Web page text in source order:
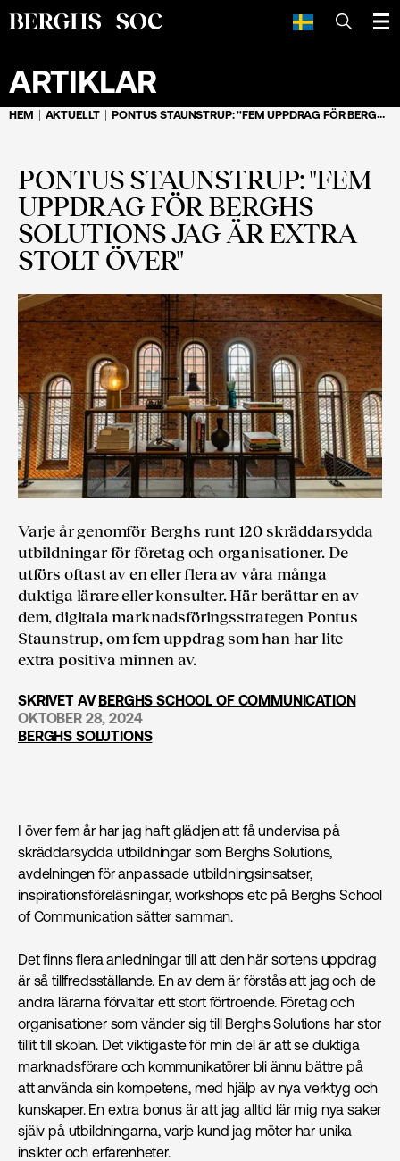
SÖK
ARTIKLAR
HEM AKTUELLT PONTUS STAUNSTRUP: ''FEM UPPDRAG FÖR BERGHS SOLUTIONS JAG ÄR EXTRA STOLT ÖVER''
PONTUS STAUNSTRUP: ''FEM
UPPDRAG FÖR BERGHS
SOLUTIONS JAG ÄR EXTRA
STOLT ÖVER''
Varje år genomför Berghs runt 120 skräddarsydda
utbildningar för företag och organisationer. De
utförs oftast av en eller flera av våra många
duktiga lärare eller konsulter. Här berättar en av
dem, digitala marknadsföringsstrategen Pontus
Staunstrup, om fem uppdrag som han har lite
extra positiva minnen av.
SKRIVET AVBERGHS SCHOOL OF COMMUNICATION
OKTOBER 28, 2024
BERGHS SOLUTIONS
I över fem år har jag haft glädjen att få undervisa på
skräddarsydda utbildningar som Berghs Solutions,
avdelningen för anpassade utbildningsinsatser,
inspirationsföreläsningar, workshops etc på Berghs School
of Communication sätter samman.
Det finns flera anledningar till att den här sortens uppdrag
är så tillfredsställande. En av dem är förstås att jag och de
andra lärarna förvaltar ett stort förtroende. Företag och
organisationer som vänder sig till Berghs Solutions har stor
tillit till skolan. Det viktigaste för min del är att se duktiga
marknadsförare och kommunikatörer bli ännu bättre på
att använda sin kompetens, med hjälp av nya verktyg och
kunskaper. En extra bonus är att jag alltid lär mig nya saker
själv på utbildningarna, varje kund jag möter har unika
insikter och erfarenheter.